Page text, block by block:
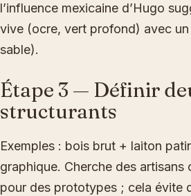
l’influence mexicaine d’Hugo
vive (ocre, vert profond) avec
sable).
Étape 3 — Définir
structurants
Exemples : bois brut + laiton
graphique. Cherche des artisans
pour des prototypes ; cela évite